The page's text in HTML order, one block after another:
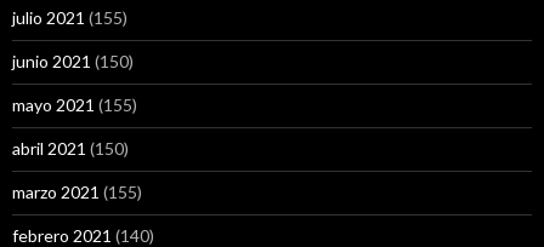
julio 2021 (155)
junio 2021 (150)
mayo 2021 (155)
abril 2021 (150)
marzo 2021 (155)
febrero 2021 (140)